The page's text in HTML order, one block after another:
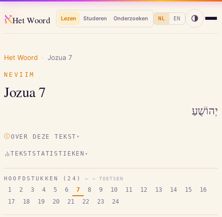
אHet Woord Lezen Studeren Onderzoeken NL EN
Het Woord · Jozua 7
NEVIIM
Jozua7
יְהוֹשֻׁעַ
ⒾOVER DEZE TEKST ▾
TEKSTSTATISTIEKEN ▾
HOOFDSTUKKEN ( 24 ) ← → TOETSEN
1 2 3 4 5 6 7 8 9 10 11 12 13 14 15
16
17
18 19 20 21 22 23 24